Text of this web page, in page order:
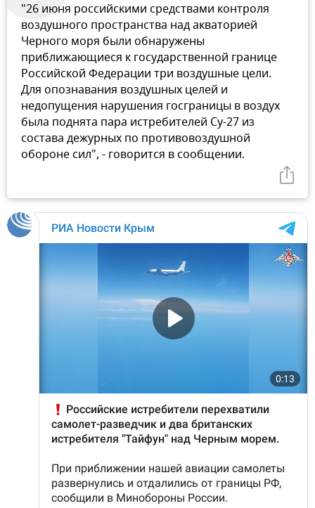
"26 июня российскими средствами контроля
воздушного пространства над акваторией
Черного моря были обнаружены
приближающиеся к государственной границе
Российской Федерации три воздушные цели.
Для опознавания воздушных целей и
недопущения нарушения госграницы в воздух
была поднята пара истребителей Су-27 из
состава дежурных по противовоздушной
обороне сил", - говорится в сообщении.